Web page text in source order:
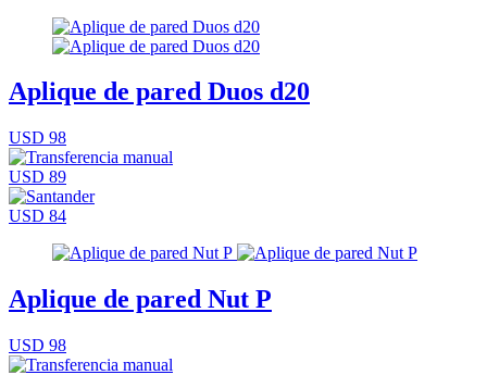
Aplique de pared Duos d20
USD 98
USD 89
USD 84
Aplique de pared Nut P
USD 98